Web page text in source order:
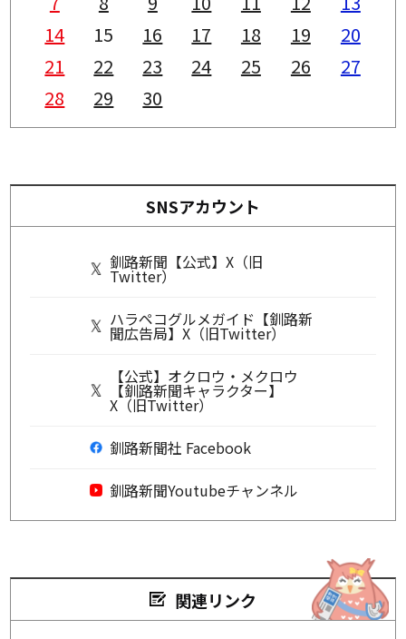
14
15 16 17 18 19
20
21
22 23 24 25 26
27
28
29 30
SNSアカウント
釧路新聞【公式】X（旧
Twitter）
ハラペコグルメガイド【釧路新
聞広告局】X（旧Twitter）
【公式】オクロウ・メクロウ
【釧路新聞キャラクター】
X（旧Twitter）
釧路新聞社 Facebook
釧路新聞Youtubeチャンネル
関連リンク